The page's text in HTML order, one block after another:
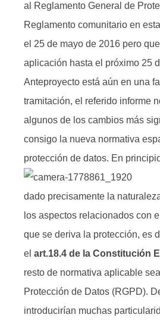
al Reglamento General de
Reglamento comunitario en
el 25 de mayo de 2016 pero
aplicación hasta el próximo 25
Anteproyecto está aún en una
tramitación, el referido informe
algunos de los cambios más
consigo la nueva normativa
protección de datos. En
dado precisamente la
los aspectos relacionados con
que se deriva la protección, es
el art.18.4 de la Constitución
resto de normativa aplicable
Protección de Datos (RGPD).
introducirían muchas